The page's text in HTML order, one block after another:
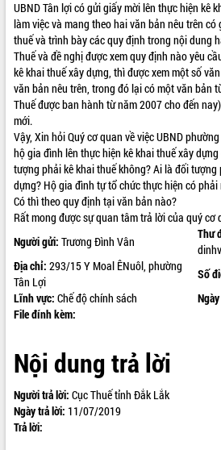
QUY HOẠCH - KẾ HOẠCH
UBND Tân lợi có gửi giấy mời lên thực hiện kê
làm việc và mang theo hai văn bản nêu trên
thuế và trình bày các quy định trong nội dung
Thuế và đề nghị được xem quy định nào yêu
kê khai thuế xây dựng, thì được xem một số
văn bản nêu trên, trong đó lại có một văn bản
Thuế được ban hành từ năm 2007 cho đến
mới.
Vậy, Xin hỏi Quý cơ quan về việc UBND
hộ gia đình lên thực hiện kê khai thuế xây
tượng phải kê khai thuế không? Ai là đối
dựng? Hộ gia đình tự tổ chức thực hiện có
Có thì theo quy định tại văn bản nào?
Rất mong được sự quan tâm trả lời của quý cơ
Người gửi: Trương Đình Vân
Thư
Địa chỉ: 293/15 Y Moal ÊNuôl, phường
Tân Lợi
Số
Lĩnh vực: Chế độ chính sách
File đính kèm:
Nội dung trả lời
Người trả lời: Cục Thuế tỉnh Đắk Lắk
Ngày trả lời: 11/07/2019
Trả lời: